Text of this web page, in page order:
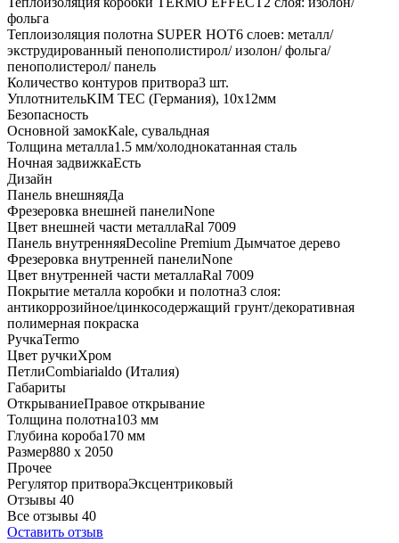
фольга
Теплоизоляция полотна SUPER НОТ6 слоев: металл/
экструдированный пенополистирол/ изолон/ фольга/
пенополистерол/ панель
Количество контуров притвора3 шт.
УплотнительKIM ТЕС (Германия), 10x12мм
Безопасность
Основной замокKale, сувальдная
Толщина металла1.5 мм/холоднокатанная сталь
Ночная задвижкаЕсть
Дизайн
Панель внешняяДа
Фрезеровка внешней панелиNone
Цвет внешней части металлаRal 7009
Панель внутренняяDecoline Premium Дымчатое дерево
Фрезеровка внутренней панелиNone
Цвет внутренней части металлаRal 7009
Покрытие металла коробки и полотна3 слоя:
антикоррозийное/цинкосодержащий грунт/декоративная
полимерная покраска
РучкаTermo
Цвет ручкиХром
ПетлиCombiarialdo (Италия)
Габариты
ОткрываниеПравое открывание
Толщина полотна103 мм
Глубина короба170 мм
Размер880 x 2050
Прочее
Регулятор притвораЭксцентриковый
Отзывы 40
Все отзывы 40
Оставить отзыв